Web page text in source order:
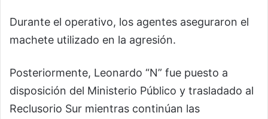
Durante el operativo, los agentes aseguraron el
machete utilizado en la agresión.
Posteriormente, Leonardo “N” fue puesto a
disposición del Ministerio Público y trasladado al
Reclusorio Sur mientras continúan las